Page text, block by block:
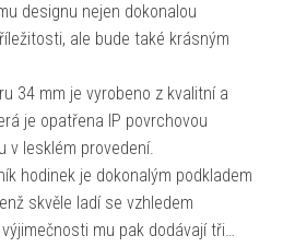
designu nejen dokonalou
ale bude také krásným
34 mm je vyrobeno z kvalitní a
je opatřena IP povrchovou
v lesklém provedení.
hodinek je dokonalým podkladem
skvěle ladí se vzhledem
mu pak dodávají tři…